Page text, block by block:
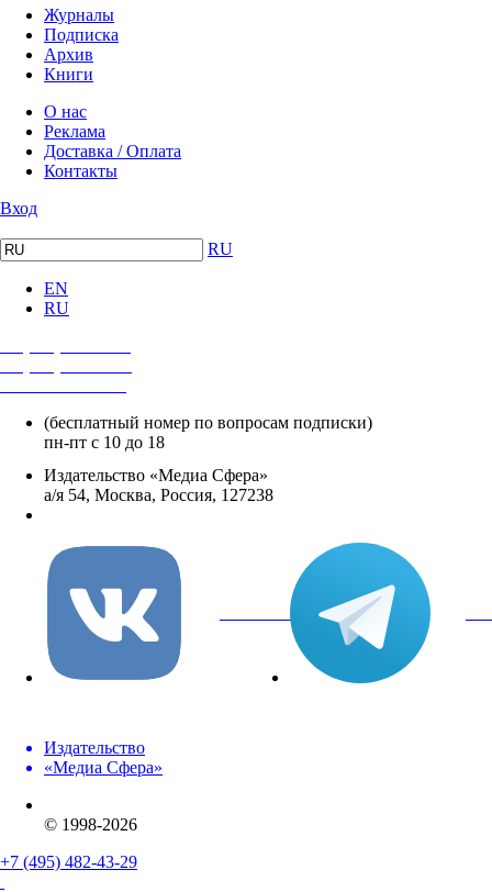
Журналы
Подписка
Архив
Книги
О нас
Реклама
Доставка / Оплата
Контакты
Вход
RU
EN
RU
(бесплатный номер по вопросам подписки)
пн-пт с 10 до 18
Издательство «Медиа Сфера»
а/я 54, Москва, Россия, 127238
вКонтакте
Издательство
«Медиа Сфера»
© 1998-2026
+7 (495) 482-43-29